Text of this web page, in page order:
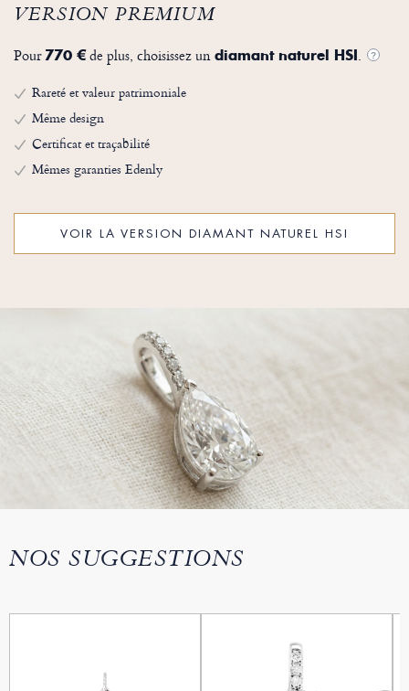
VERSION PREMIUM
Pour770 €de plus, choisissez un diamant naturel HSI. ?
Rareté et valeur patrimoniale
Même design
Certificat et traçabilité
Mêmes garanties Edenly
VOIR LA VERSION DIAMANT NATUREL HSI
NOS SUGGESTIONS